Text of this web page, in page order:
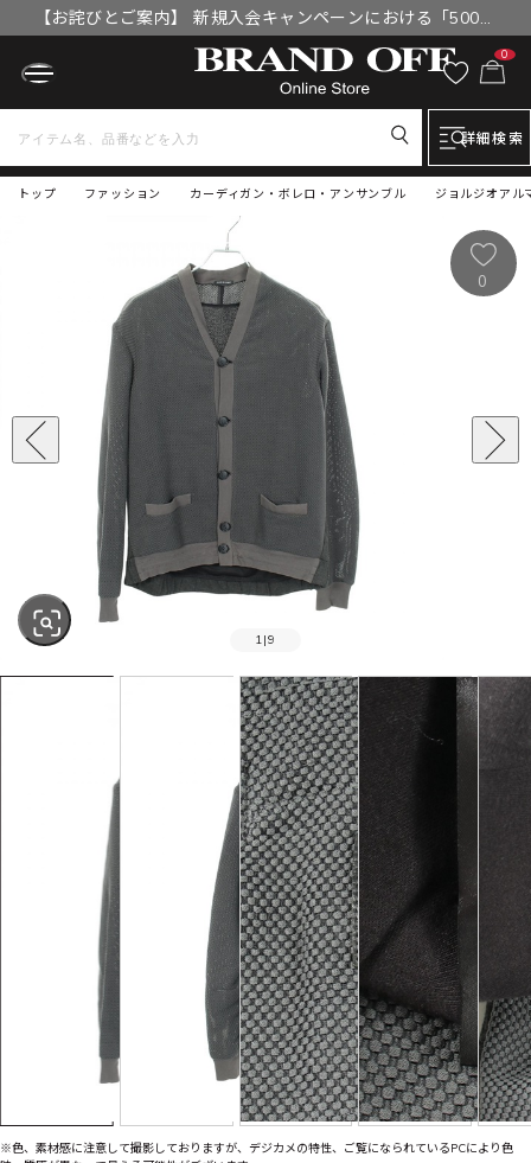
【お詫びとご案内】 新規入会キャンペーンにおける「500円
OFFクーポン」付与漏れと補填について
0
詳細検索
トップ ジョルジオアル
ファッション カーディガン・ボレロ・アンサンブル
SOLD OUT
1 |9
0
※色、素材感に注意して撮影しておりますが、デジカメの特性、ご覧になられているPCにより色